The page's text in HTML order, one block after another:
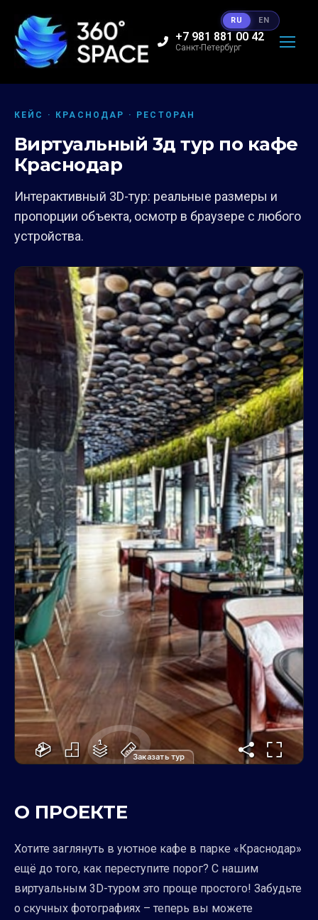
+7 981 881 00 42
Санкт-Петербург
КЕЙС · КРАСНОДАР · РЕСТОРАН
Виртуальный 3д тур по кафе
Краснодар
Интерактивный 3D-тур: реальные размеры и
пропорции объекта, осмотр в браузере с любого
устройства.
Заказать тур
О ПРОЕКТЕ
Хотите заглянуть в уютное кафе в парке «Краснодар»
ещё до того, как переступите порог? С нашим
виртуальным 3D-туром это проще простого! Забудьте
о скучных фотографиях – теперь вы можете
RU EN